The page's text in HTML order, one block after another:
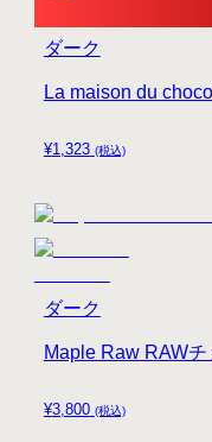
¥1,323 (税込)
La maison du
ダーク
¥3,800 (税込)
Maple Raw RAW
ダーク